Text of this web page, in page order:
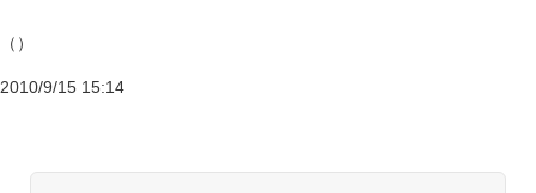
（）
2010/9/15 15:14